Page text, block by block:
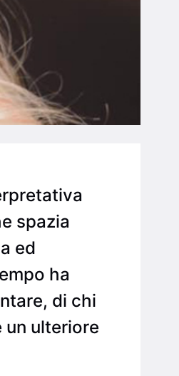
spazia
ed
ha
di chi
un ulteriore